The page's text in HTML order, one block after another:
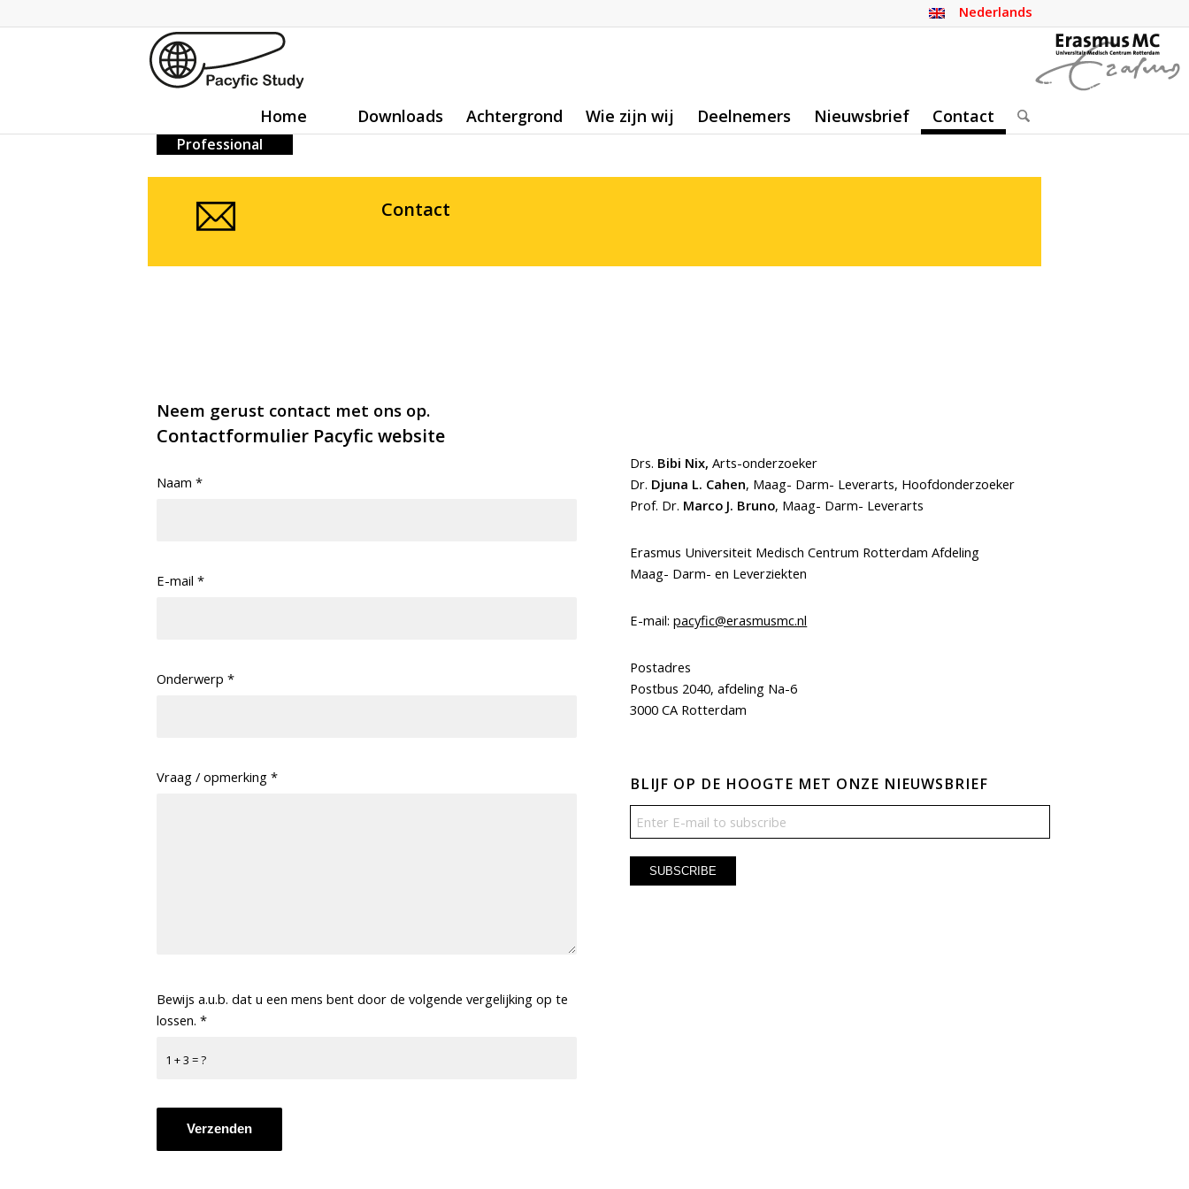
Nederlands
Home Downloads Achtergrond Wie zijn wij Deelnemers Nieuwsbrief Contact
Professional
Contact
Neem gerust contact met ons op.
Contactformulier Pacyfic website
Naam *
E-mail *
Onderwerp *
Vraag / opmerking *
1 + 3 = ?
Bewijs a.u.b. dat u een mens bent door de volgende vergelijking op te
lossen. *
Drs. Bibi Nix, Arts-onderzoeker
Dr. Djuna L. Cahen, Maag- Darm- Leverarts, Hoofdonderzoeker
Prof. Dr. Marco J. Bruno, Maag- Darm- Leverarts
Erasmus Universiteit Medisch Centrum Rotterdam Afdeling
Maag- Darm- en Leverziekten
E-mail:pacyfic@erasmusmc.nl
Postadres
Postbus 2040, afdeling Na-6
3000 CA Rotterdam
BLIJF OP DE HOOGTE MET ONZE NIEUWSBRIEF